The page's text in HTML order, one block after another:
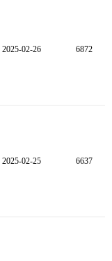
2025-02-26 6872
2025-02-25 6637